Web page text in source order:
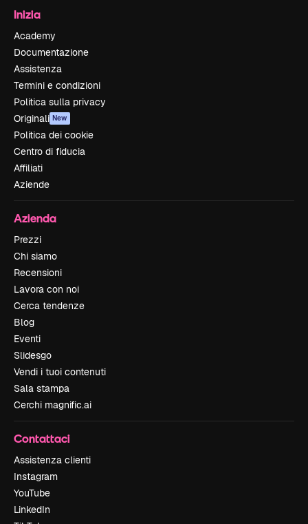
Inizia
Academy
Documentazione
Assistenza
Termini e condizioni
Politica sulla privacy
Originali New
Politica dei cookie
Centro di fiducia
Affiliati
Aziende
Azienda
Prezzi
Chi siamo
Recensioni
Lavora con noi
Cerca tendenze
Blog
Eventi
Slidesgo
Vendi i tuoi contenuti
Sala stampa
Cerchi magnific.ai
Contattaci
Assistenza clienti
Instagram
YouTube
LinkedIn